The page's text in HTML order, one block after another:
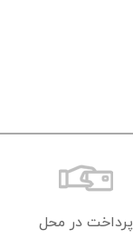
پرداخت در محل